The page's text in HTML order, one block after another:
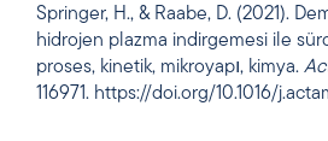
Springer, H., & Raabe, D. (2021).
hidrojen plazma indirgemesi ile
proses, kinetik, mikroyapı, kimya.
116971. https://doi.org/10.1016/